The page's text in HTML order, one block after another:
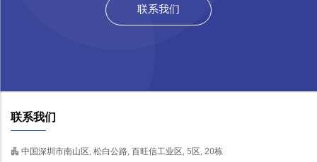
联系我们
联系我们
中国深圳市南山区, 松白公路, 百旺信工业区, 5区, 20栋